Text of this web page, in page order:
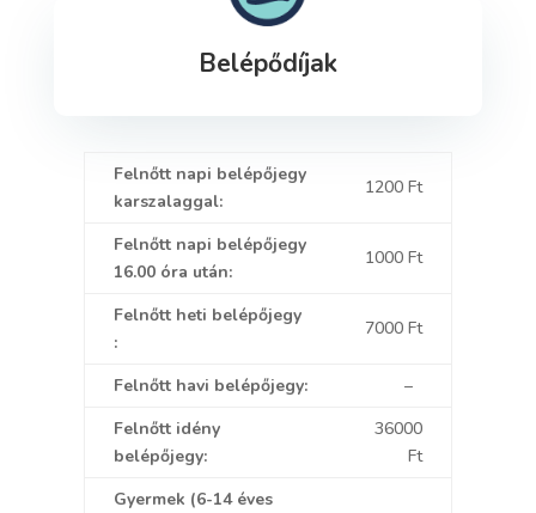
Belépődíjak
Felnőtt napi belépőjegy
karszalaggal:
1200 Ft
Felnőtt napi belépőjegy
16.00 óra után:
1000 Ft
Felnőtt heti belépőjegy
:
7000 Ft
Felnőtt havi belépőjegy:
–
Felnőtt idény
belépőjegy:
36000
Ft
Gyermek (6-14 éves